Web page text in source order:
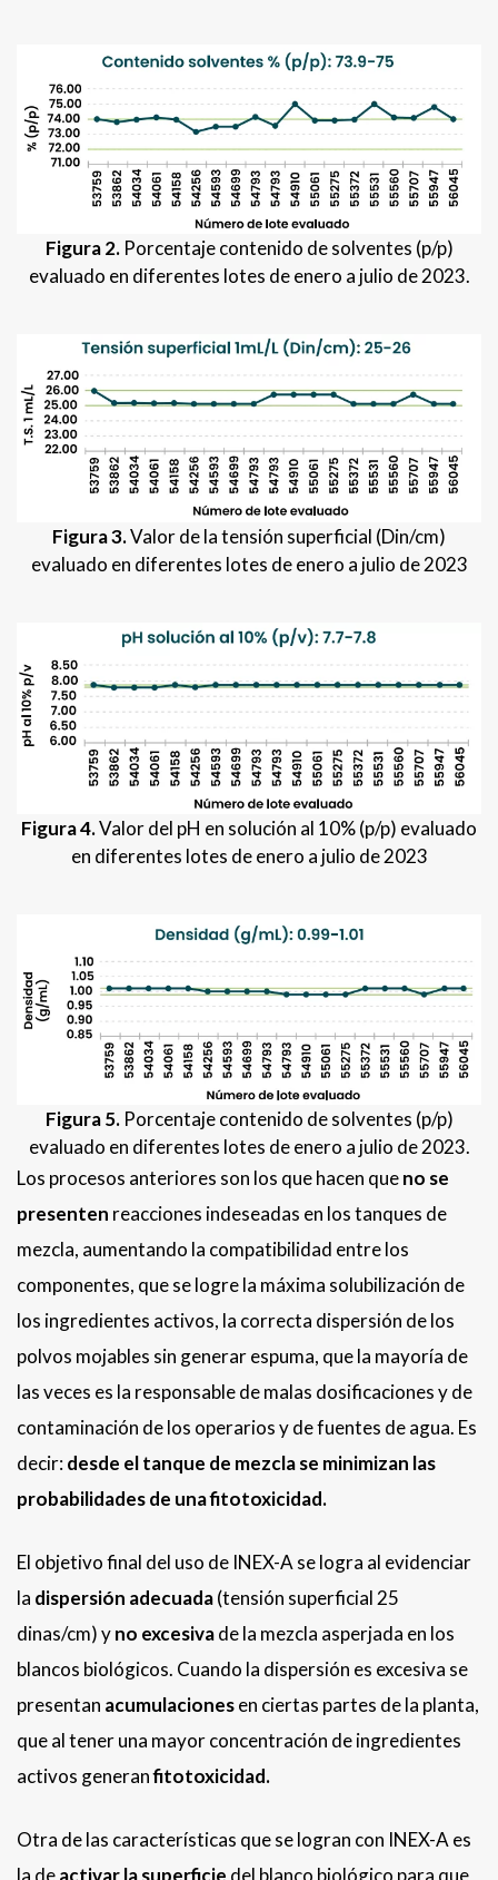
Figura 2.Porcentaje contenido de solventes (p/p)
evaluado en diferentes lotes de enero a julio de 2023.
Figura 3.Valor de la tensión superficial (Din/cm)
evaluado en diferentes lotes de enero a julio de 2023
Figura 4.Valor del pH en solución al 10% (p/p) evaluado
en diferentes lotes de enero a julio de 2023
Figura 5.Porcentaje contenido de solventes (p/p)
evaluado en diferentes lotes de enero a julio de 2023.
Los procesos anteriores son los que hacen queno se
presenten reacciones indeseadas en los tanques de
mezcla, aumentando la compatibilidad entre los
componentes, que se logre la máxima solubilización de
los ingredientes activos, la correcta dispersión de los
polvos mojables sin generar espuma, que la mayoría de
las veces es la responsable de malas dosificaciones y de
contaminación de los operarios y de fuentes de agua. Es
decir:desde el tanque de mezcla se minimizan las
probabilidades de una fitotoxicidad.
El objetivo final del uso de INEX-A se logra al evidenciar
la dispersión adecuada(tensión superficial 25
dinas/cm) yno excesivade la mezcla asperjada en los
blancos biológicos. Cuando la dispersión es excesiva se
presentan acumulacionesen ciertas partes de la planta,
que al tener una mayor concentración de ingredientes
activos generanfitotoxicidad.
Otra de las características que se logran con INEX-A es
la deactivar la superficie del blanco biológico para que